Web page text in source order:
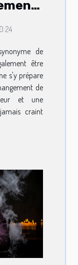
de
être
s'y prépare
de
et une
craint